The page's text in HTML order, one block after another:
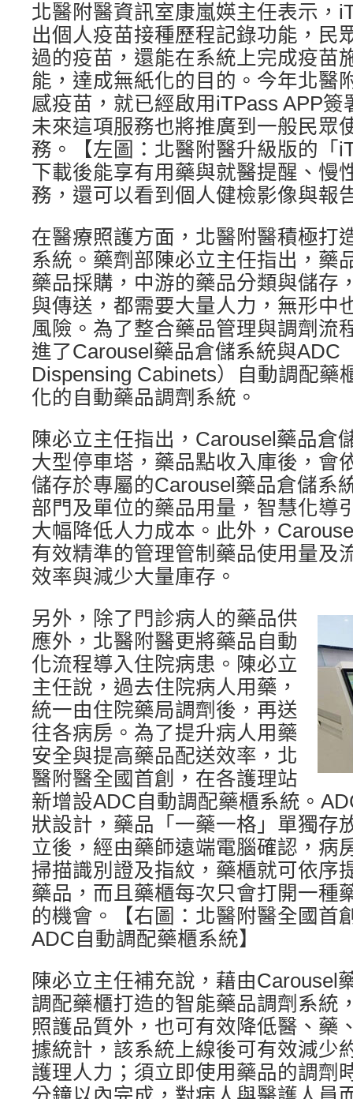
北醫附醫資訊室康嵐媖主任表示，
出個人疫苗接種歷程記錄功能，民
過的疫苗，還能在系統上完成疫苗
能，達成無紙化的目的。今年北醫
感疫苗，就已經啟用iTPass APP簽
未來這項服務也將推廣到一般民眾
務。【左圖：北醫附醫升級版的「
下載後能享有用藥與就醫提醒、慢
務，還可以看到個人健檢影像與報
在醫療照護方面，北醫附醫積極打
系統。藥劑部陳必立主任指出，藥
藥品採購，中游的藥品分類與儲存
與傳送，都需要大量人力，無形中
風險。為了整合藥品管理與調劑流
進了Carousel藥品倉儲系統與ADC
Dispensing Cabinets）自動調配藥
化的自動藥品調劑系統。
陳必立主任指出，Carousel藥品倉
大型停車塔，藥品點收入庫後，會
儲存於專屬的Carousel藥品倉儲系
部門及單位的藥品用量，智慧化導
大幅降低人力成本。此外，
有效精準的管理管制藥品使用量及
效率與減少大量庫存。
另外，除了門診病人的藥品供
應外，北醫附醫更將藥品自動
化流程導入住院病患。陳必立
主任說，過去住院病人用藥，
統一由住院藥局調劑後，再送
往各病房。為了提升病人用藥
安全與提高藥品配送效率，北
醫附醫全國首創，在各護理站
新增設ADC自動調配藥櫃系統。
狀設計，藥品「一藥一格」單獨存
立後，經由藥師遠端電腦確認，病
掃描識別證及指紋，藥櫃就可依序
藥品，而且藥櫃每次只會打開一種
的機會。【右圖：北醫附醫全國首
ADC自動調配藥櫃系統】
陳必立主任補充說，藉由Carousel
調配藥櫃打造的智能藥品調劑系統
照護品質外，也可有效降低醫、藥
據統計，該系統上線後可有效減少
護理人力；須立即使用藥品的調劑